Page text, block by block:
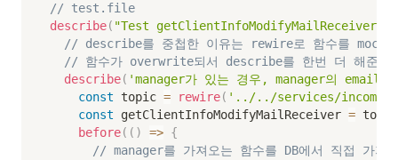
// test.file
describe( "Test getClientInfoModifyMailReceiver(),
// describe를 중첩한 이유는 rewire로 함수를
// 함수가 overwrite되서 describe를 한번 더 해준 다
describe( 'manager가 있는 경우, manager의 email
const topic = rewire( '../../services/
const getClientInfoModifyMailReceiver = topic
before( ( ) => {
// manager를 가져오는 함수를 DB에서 직접 가져